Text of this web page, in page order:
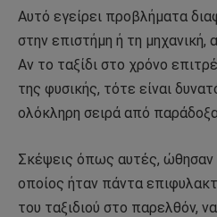
Αυτό εγείρει προβλήματα
στην επιστήμη ή τη μηχανική,
Αν το ταξίδι στο χρόνο
της φυσικής, τότε είναι
ολόκληρη σειρά από
Σκέψεις όπως αυτές, ώθησαν
οποίος ήταν πάντα
του ταξιδιού στο παρελθόν,